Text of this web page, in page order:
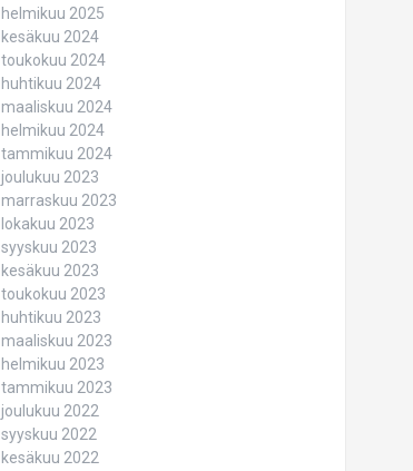
helmikuu 2025
kesäkuu 2024
toukokuu 2024
huhtikuu 2024
maaliskuu 2024
helmikuu 2024
tammikuu 2024
joulukuu 2023
marraskuu 2023
lokakuu 2023
syyskuu 2023
kesäkuu 2023
toukokuu 2023
huhtikuu 2023
maaliskuu 2023
helmikuu 2023
tammikuu 2023
joulukuu 2022
syyskuu 2022
kesäkuu 2022